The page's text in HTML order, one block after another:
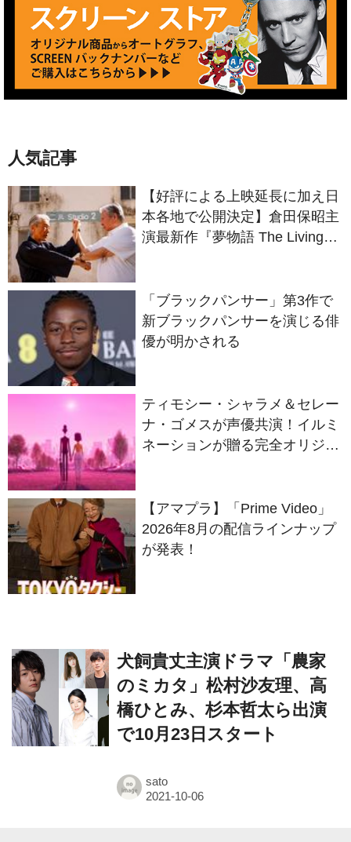
人気記事
【好評による上映延長に加え日
本各地で公開決定】倉田保昭主
演最新作『夢物語 The Living
「ブラックパンサー」第3作で
新ブラックパンサーを演じる俳
優が明かされる
ティモシー・シャラメ＆セレー
ナ・ゴメスが声優共演！イルミ
ネーションが贈る完全オリジナ
【アマプラ】「Prime Video」
2026年8月の配信ラインナップ
が発表！
犬飼貴丈主演ドラマ「農家
のミカタ」松村沙友理、高
橋ひとみ、杉本哲太ら出演
で10月23日スタート
sato